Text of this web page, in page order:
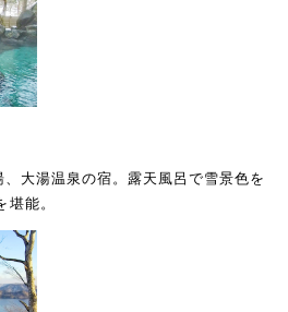
大湯温泉の宿。露天風呂で雪景色を
能。